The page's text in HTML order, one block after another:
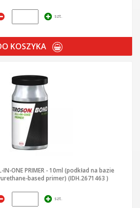
szt.
KOSZYKA
IN-ONE PRIMER - 10ml (podkład na bazie
based primer) (IDH.2671463 )
szt.